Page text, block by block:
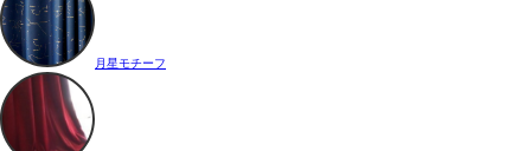
月星モチーフ